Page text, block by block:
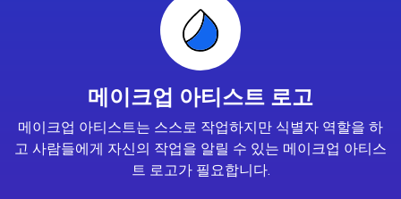
메이크업 아티스트 로고
메이크업 아티스트는 스스로 작업하지만 식별자 역할을 하
고 사람들에게 자신의 작업을 알릴 수 있는 메이크업 아티스
트 로고가 필요합니다.